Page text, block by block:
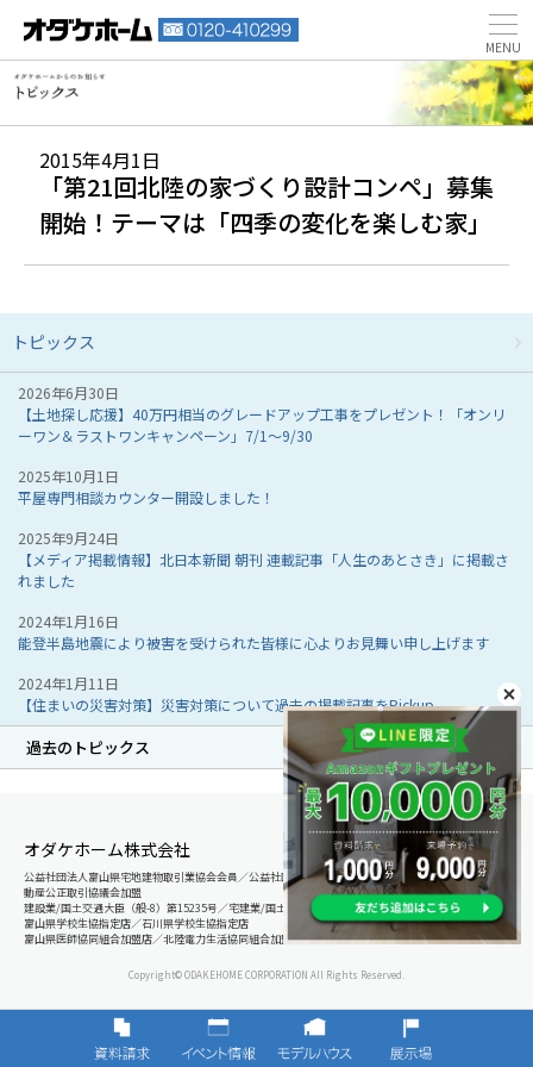
2015年4月1日
「第21回北陸の家づくり設計コンペ」募集
開始！テーマは「四季の変化を楽しむ家」
トピックス
2026年6月30日
【土地探し応援】40万円相当のグレードアップ工事をプレゼント！「オンリ
ーワン＆ラストワンキャンペーン」7/1～9/30
2025年10月1日
平屋専門相談カウンター開設しました！
2025年9月24日
【メディア掲載情報】北日本新聞 朝刊 連載記事「人生のあとさき」に掲載さ
れました
2024年1月16日
能登半島地震により被害を受けられた皆様に心よりお見舞い申し上げます
2024年1月11日
【住まいの災害対策】災害対策について過去の掲載記事をPickup
過去のトピックス
オダケホーム株式会社
公益社団法人富山県宅地建物取引業協会会員／公益社団法人石川県宅地建物取引業協会会員／北陸不
動産公正取引協議会加盟
建設業/国土交通大臣（般-8）第15235号／宅建業/国土交通大臣（8）第5025号
富山県学校生協指定店／石川県学校生協指定店
富山県医師協同組合加盟店／北陸電力生活協同組合加盟店
Copyright© ODAKEHOME CORPORATION All Rights Reserved.